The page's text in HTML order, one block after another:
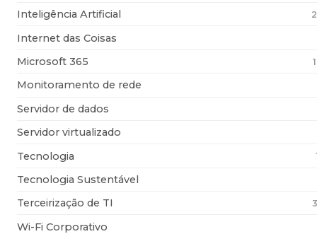
Inteligência Artificial
Internet das Coisas
Microsoft 365
Monitoramento de rede
Servidor de dados
Servidor virtualizado
Tecnologia
Tecnologia Sustentável
Terceirização de TI
Wi-Fi Corporativo